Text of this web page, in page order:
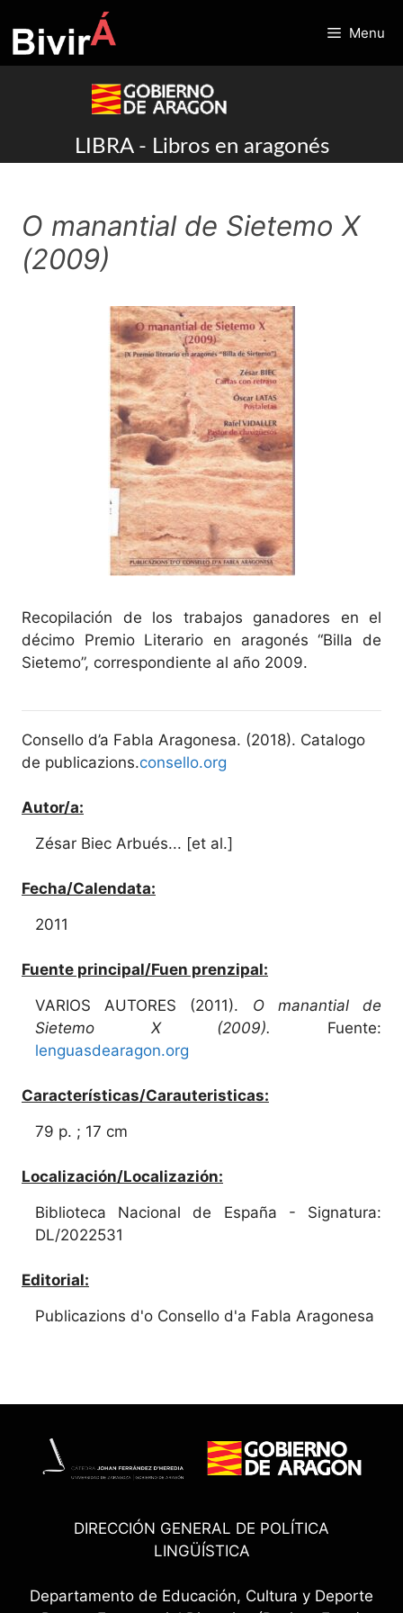
to
content
Menu
LIBRA - Libros en aragonés
O manantial de Sietemo X
(2009)
Recopilación de los trabajos ganadores en el
décimo Premio Literario en aragonés “Billa de
Sietemo”, correspondiente al año 2009.
Consello d’a Fabla Aragonesa. (2018). Catalogo
de publicazions.consello.org
Autor/a:
Zésar Biec Arbués... [et al.]
Fecha/Calendata:
2011
Fuente principal/Fuen prenzipal:
VARIOS AUTORES (2011). O manantial de
Sietemo X (2009).
Fuente:
lenguasdearagon.org
Características/Carauteristicas:
79 p. ; 17 cm
Localización/Localizazión:
Biblioteca Nacional de España - Signatura:
DL/2022531
Editorial:
Publicazions d'o Consello d'a Fabla Aragonesa
DIRECCIÓN GENERAL DE POLÍTICA
LINGÜÍSTICA
Departamento de Educación, Cultura y Deporte